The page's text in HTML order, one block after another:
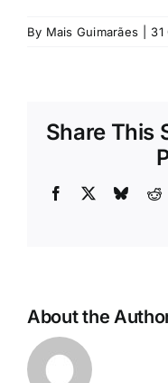
Revista
By Mais Guimarães
Share This
Facebook
About the